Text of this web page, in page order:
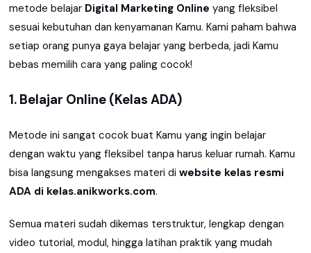
metode belajar Digital Marketing Online yang fleksibel
sesuai kebutuhan dan kenyamanan Kamu. Kami paham bahwa
setiap orang punya gaya belajar yang berbeda, jadi Kamu
bebas memilih cara yang paling cocok!
1. Belajar Online (Kelas ADA)
Metode ini sangat cocok buat Kamu yang ingin belajar
dengan waktu yang fleksibel tanpa harus keluar rumah. Kamu
bisa langsung mengakses materi diwebsite kelas resmi
ADA di kelas.anikworks.com.
Semua materi sudah dikemas terstruktur, lengkap dengan
video tutorial, modul, hingga latihan praktik yang mudah